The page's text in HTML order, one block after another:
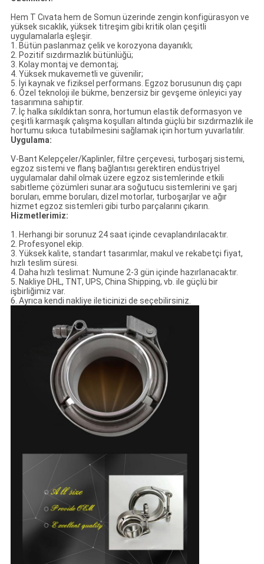
Hem T Cıvata hem de Somun üzerinde zengin konfigürasyon ve
yüksek sıcaklık, yüksek titreşim gibi kritik olan çeşitli
uygulamalarla eşleşir.
1. Bütün paslanmaz çelik ve korozyona dayanıklı;
2. Pozitif sızdırmazlık bütünlüğü;
3. Kolay montaj ve demontaj;
4. Yüksek mukavemetli ve güvenilir;
5. İyi kaynak ve fiziksel performans. Egzoz borusunun dış çapı
6. Özel teknoloji ile bükme, benzersiz bir gevşeme önleyici yay
tasarımına sahiptir.
7. İç halka sıkıldıktan sonra, hortumun elastik deformasyon ve
çeşitli karmaşık çalışma koşulları altında güçlü bir sızdırmazlık ile
hortumu sıkıca tutabilmesini sağlamak için hortum yuvarlatılır.
Uygulama:
V-Bant Kelepçeler/Kaplinler, filtre çerçevesi, turboşarj sistemi,
egzoz sistemi ve flanş bağlantısı gerektiren endüstriyel
uygulamalar dahil olmak üzere egzoz sistemlerinde etkili
sabitleme çözümleri sunar.ara soğutucu sistemlerini ve şarj
boruları, emme boruları, dizel motorlar, turboşarjlar ve ağır
hizmet egzoz sistemleri gibi turbo parçalarını çıkarın.
Hizmetlerimiz:
1. Herhangi bir sorunuz 24 saat içinde cevaplandırılacaktır.
2. Profesyonel ekip.
3. Yüksek kalite, standart tasarımlar, makul ve rekabetçi fiyat,
hızlı teslim süresi.
4. Daha hızlı teslimat: Numune 2-3 gün içinde hazırlanacaktır.
5. Nakliye DHL, TNT, UPS, China Shipping, vb. ile güçlü bir
işbirliğimiz var.
6. Ayrıca kendi nakliye ileticinizi de seçebilirsiniz.